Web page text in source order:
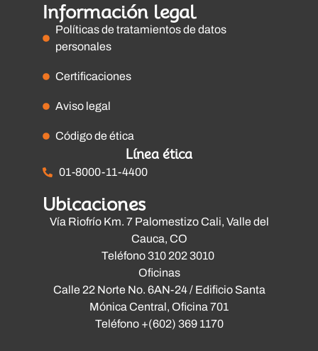
Información legal
Políticas de tratamientos de datos
personales
Certificaciones
Aviso legal
Código de ética
Línea ética
01-8000-11-4400
Ubicaciones
Vía Riofrío Km. 7 Palomestizo Cali, Valle del
Cauca, CO
Teléfono 310 202 3010
Oficinas
Calle 22 Norte No. 6AN-24 / Edificio Santa
Mónica Central, Oficina 701
Teléfono +(602) 369 1170